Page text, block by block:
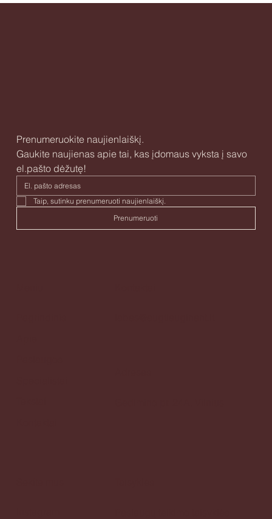
Prenumeruokite naujienlaiškį.
Gaukite naujienas apie tai, kas įdomaus vyksta į savo
el.pašto dėžutę!
Prenumeruoti